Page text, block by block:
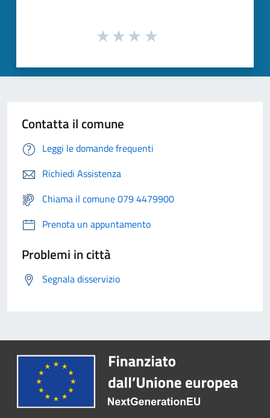
Contatta il comune
Leggi le domande frequenti
Richiedi Assistenza
Chiama il comune 079 4479900
Prenota un appuntamento
Problemi in città
Segnala disservizio